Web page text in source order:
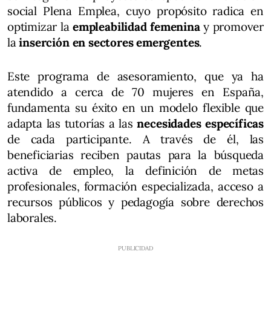
social Plena Emplea, cuyo propósito radica en
optimizar laempleabilidad femeninay promover
lainserción en sectores emergentes.
Este programa de asesoramiento, que ya ha
atendido a cerca de 70 mujeres en España,
fundamenta su éxito en un modelo flexible que
adapta las tutorías a lasnecesidades específicas
de cada participante. A través de él, las
beneficiarias reciben pautas para la búsqueda
activa de empleo, la definición de metas
profesionales, formación especializada, acceso a
recursos públicos y pedagogía sobre derechos
laborales.